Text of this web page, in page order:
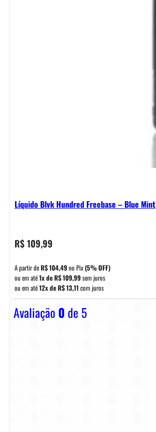
Líquido Blvk Hundred Freebase – Blue Mint
R$109,99
A partir deR$104,49no Pix(5% OFF)
ou em até1x deR$109,99sem juros
ou em até12x deR$13,11 com juros
Avaliação0 de 5